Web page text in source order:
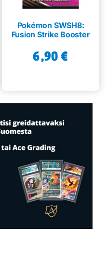
Pokémon SWSH8:
Fusion Strike Booster
6,90€